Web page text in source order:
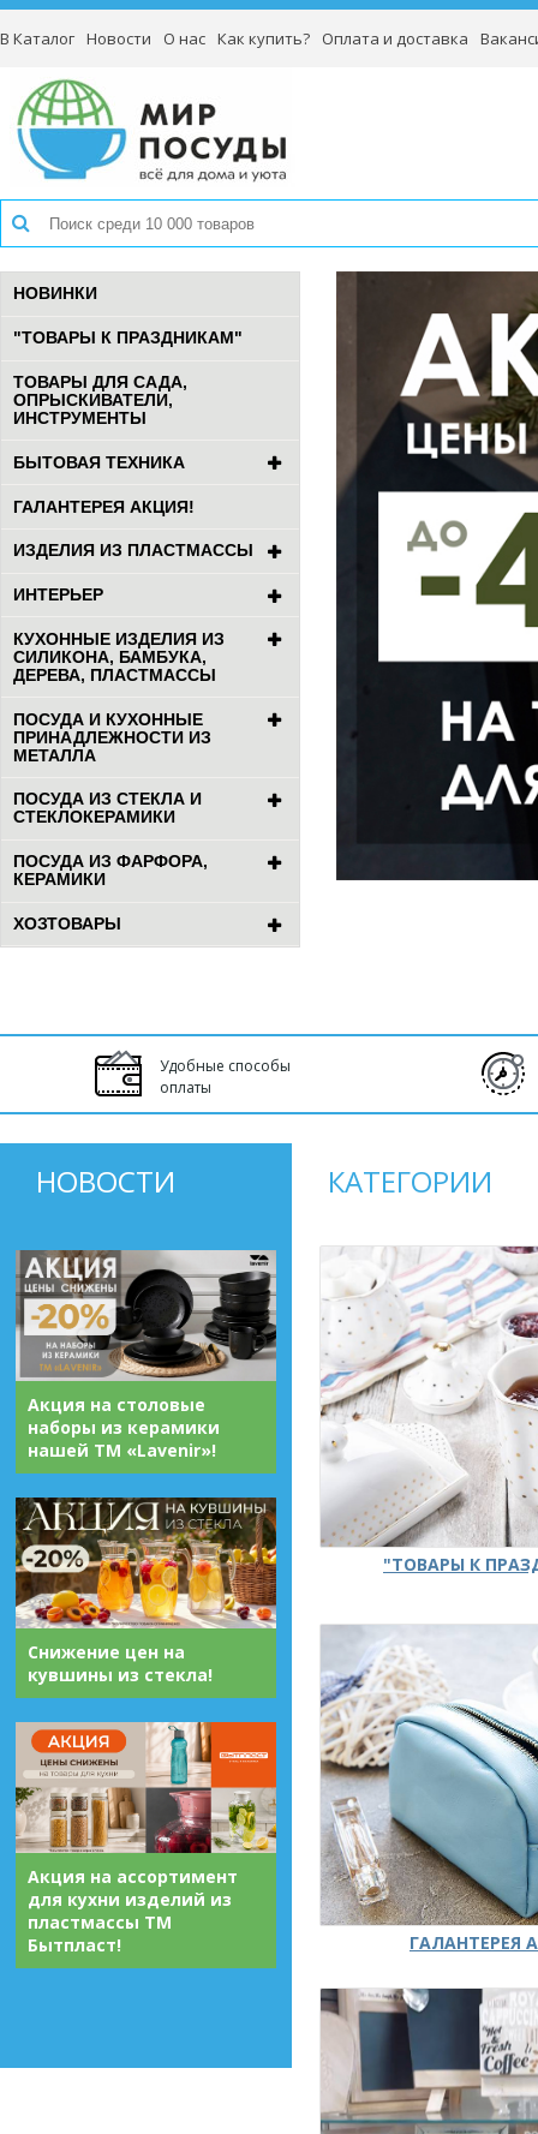
В Каталог Новости О нас Как купить? Оплата и доставка
НОВИНКИ
"ТОВАРЫ К ПРАЗДНИКАМ"
ТОВАРЫ ДЛЯ САДА,
ОПРЫСКИВАТЕЛИ,
ИНСТРУМЕНТЫ
БЫТОВАЯ ТЕХНИКА
ГАЛАНТЕРЕЯ АКЦИЯ!
ИЗДЕЛИЯ ИЗ ПЛАСТМАССЫ
ИНТЕРЬЕР
КУХОННЫЕ ИЗДЕЛИЯ ИЗ
СИЛИКОНА, БАМБУКА,
ДЕРЕВА, ПЛАСТМАССЫ
ПОСУДА И КУХОННЫЕ
ПРИНАДЛЕЖНОСТИ ИЗ
МЕТАЛЛА
ПОСУДА ИЗ СТЕКЛА И
СТЕКЛОКЕРАМИКИ
ПОСУДА ИЗ ФАРФОРА,
КЕРАМИКИ
ХОЗТОВАРЫ
Удобные способы
оплаты
НОВОСТИ
Акция на столовые
наборы из керамики
нашей ТМ «Lavenir»!
Снижение цен на
кувшины из стекла!
Акция на ассортимент
для кухни изделий из
пластмассы ТМ
Бытпласт!
КАТЕГОРИИ
"ТОВАРЫ К
ГАЛАНТЕРЕЯ